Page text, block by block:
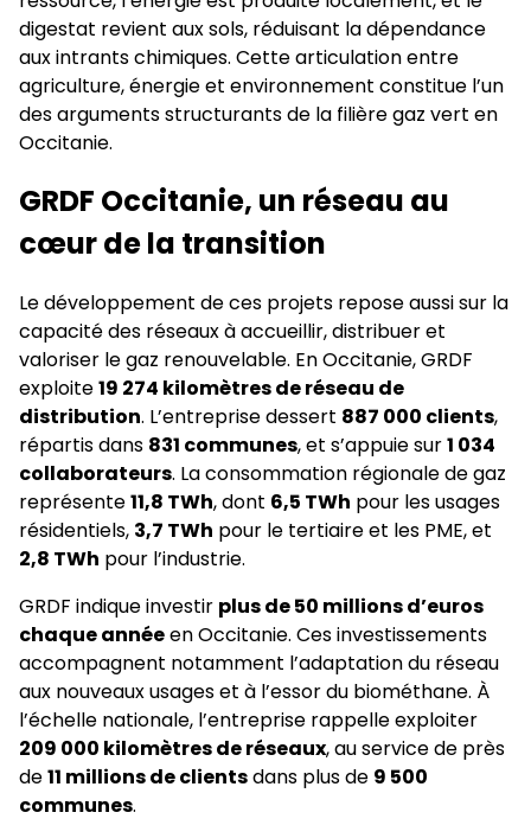
digestat revient aux sols, réduisant la dépendance
aux intrants chimiques. Cette articulation entre
agriculture, énergie et environnement constitue l’un
des arguments structurants de la filière gaz vert en
Occitanie.
GRDF Occitanie, un réseau au
cœur de la transition
Le développement de ces projets repose aussi sur la
capacité des réseaux à accueillir, distribuer et
valoriser le gaz renouvelable. En Occitanie, GRDF
exploite19 274 kilomètres de réseau de
distribution. L’entreprise dessert 887 000 clients,
répartis dans 831 communes, et s’appuie sur1 034
collaborateurs. La consommation régionale de gaz
représente11,8 TWh, dont 6,5 TWh pour les usages
résidentiels, 3,7 TWh pour le tertiaire et les PME, et
2,8 TWh pour l’industrie.
GRDF indique investir plus de 50 millions d’euros
chaque annéeen Occitanie. Ces investissements
accompagnent notamment l’adaptation du réseau
aux nouveaux usages et à l’essor du biométhane. À
l’échelle nationale, l’entreprise rappelle exploiter
209 000 kilomètres de réseaux, au service de près
de11 millions de clientsdans plus de 9 500
communes.